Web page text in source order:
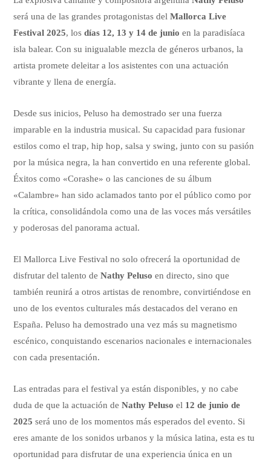
será una de las grandes protagonistas delMallorca Live
Festival 2025, losdías 12, 13 y 14 de junio en la paradisíaca
isla balear. Con su inigualable mezcla de géneros urbanos, la
artista promete deleitar a los asistentes con una actuación
vibrante y llena de energía.
Desde sus inicios, Peluso ha demostrado ser una fuerza
imparable en la industria musical. Su capacidad para fusionar
estilos como el trap, hip hop, salsa y swing, junto con su pasión
por la música negra, la han convertido en una referente global.
Éxitos como «Corashe» o las canciones de su álbum
«Calambre» han sido aclamados tanto por el público como por
la crítica, consolidándola como una de las voces más versátiles
y poderosas del panorama actual.
El Mallorca Live Festival no solo ofrecerá la oportunidad de
disfrutar del talento deNathy Peluso en directo, sino que
también reunirá a otros artistas de renombre, convirtiéndose en
uno de los eventos culturales más destacados del verano en
España. Peluso ha demostrado una vez más su magnetismo
escénico, conquistando escenarios nacionales e internacionales
con cada presentación.
Las entradas para el festival ya están disponibles, y no cabe
duda de que la actuación deNathy Pelusoel 12 de junio de
2025 será uno de los momentos más esperados del evento. Si
eres amante de los sonidos urbanos y la música latina, esta es tu
oportunidad para disfrutar de una experiencia única en un